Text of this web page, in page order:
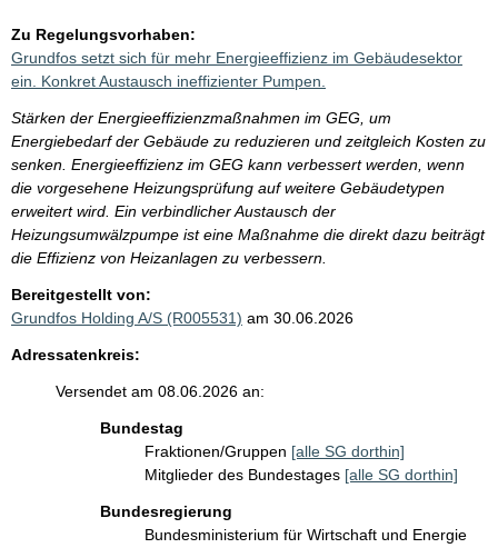
Zu Regelungsvorhaben:
Grundfos setzt sich für mehr Energieeffizienz im Gebäudesektor
ein. Konkret Austausch ineffizienter Pumpen.
Stärken der Energieeffizienzmaßnahmen im GEG, um
Energiebedarf der Gebäude zu reduzieren und zeitgleich Kosten zu
senken. Energieeffizienz im GEG kann verbessert werden, wenn
die vorgesehene Heizungsprüfung auf weitere Gebäudetypen
erweitert wird. Ein verbindlicher Austausch der
Heizungsumwälzpumpe ist eine Maßnahme die direkt dazu beiträgt
die Effizienz von Heizanlagen zu verbessern.
Bereitgestellt von:
Grundfos Holding A/S (R005531) am 30.06.2026
Adressatenkreis:
Versendet am 08.06.2026 an:
Bundestag
Fraktionen/Gruppen [alle SG dorthin]
Mitglieder des Bundestages [alle SG dorthin]
Bundesregierung
Bundesministerium für Wirtschaft und Energie